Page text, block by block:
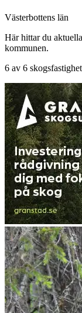
Västerbottens län
Här hittar du
kommunen.
6 av 6